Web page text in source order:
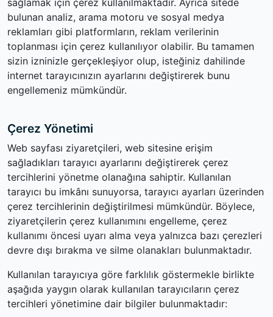
sağlamak için çerez kullanılmaktadır. Ayrıca sitede
bulunan analiz, arama motoru ve sosyal medya
reklamları gibi platformların, reklam verilerinin
toplanması için çerez kullanılıyor olabilir. Bu tamamen
sizin izninizle gerçekleşiyor olup, isteğiniz dahilinde
internet tarayıcınızın ayarlarını değiştirerek bunu
engellemeniz mümkündür.
Çerez Yönetimi
Web sayfası ziyaretçileri, web sitesine erişim
sağladıkları tarayıcı ayarlarını değiştirerek çerez
tercihlerini yönetme olanağına sahiptir. Kullanılan
tarayıcı bu imkânı sunuyorsa, tarayıcı ayarları üzerinden
çerez tercihlerinin değiştirilmesi mümkündür. Böylece,
ziyaretçilerin çerez kullanımını engelleme, çerez
kullanımı öncesi uyarı alma veya yalnızca bazı çerezleri
devre dışı bırakma ve silme olanakları bulunmaktadır.
Kullanılan tarayıcıya göre farklılık göstermekle birlikte
aşağıda yaygın olarak kullanılan tarayıcıların çerez
tercihleri yönetimine dair bilgiler bulunmaktadır: